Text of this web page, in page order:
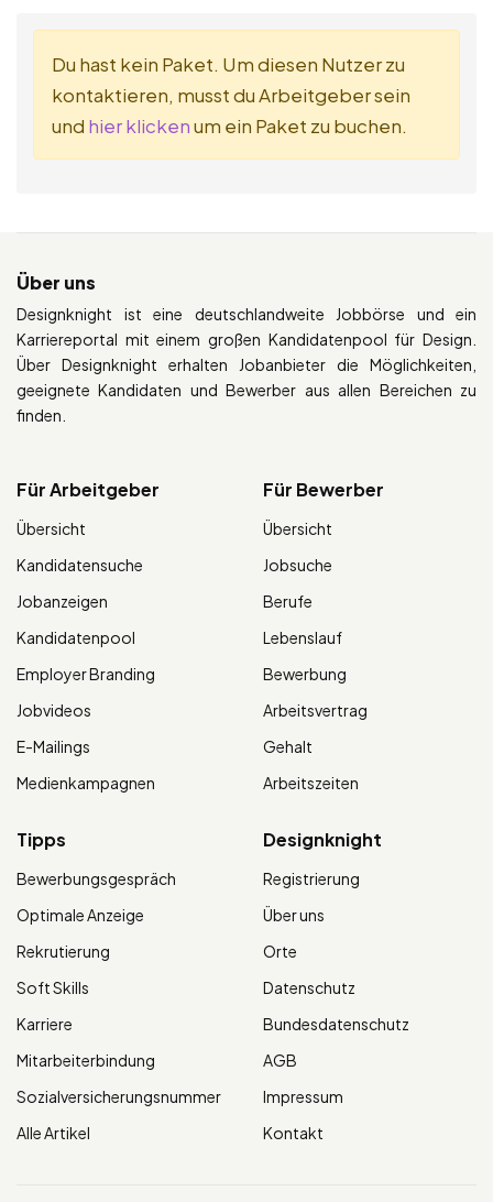
Du hast kein Paket. Um diesen Nutzer zu
kontaktieren, musst du Arbeitgeber sein
und hier klickenum ein Paket zu buchen.
Über uns
Designknight ist eine deutschlandweite Jobbörse und ein
Karriereportal mit einem großen Kandidatenpool für Design.
Über Designknight erhalten Jobanbieter die Möglichkeiten,
geeignete Kandidaten und Bewerber aus allen Bereichen zu
finden.
Für Arbeitgeber
Übersicht
Kandidatensuche
Jobanzeigen
Kandidatenpool
Employer Branding
Jobvideos
E-Mailings
Medienkampagnen
Für Bewerber
Übersicht
Jobsuche
Berufe
Lebenslauf
Bewerbung
Arbeitsvertrag
Gehalt
Arbeitszeiten
Tipps
Bewerbungsgespräch
Optimale Anzeige
Rekrutierung
Soft Skills
Karriere
Mitarbeiterbindung
Sozialversicherungsnummer
Alle Artikel
Designknight
Registrierung
Über uns
Orte
Datenschutz
Bundesdatenschutz
AGB
Impressum
Kontakt